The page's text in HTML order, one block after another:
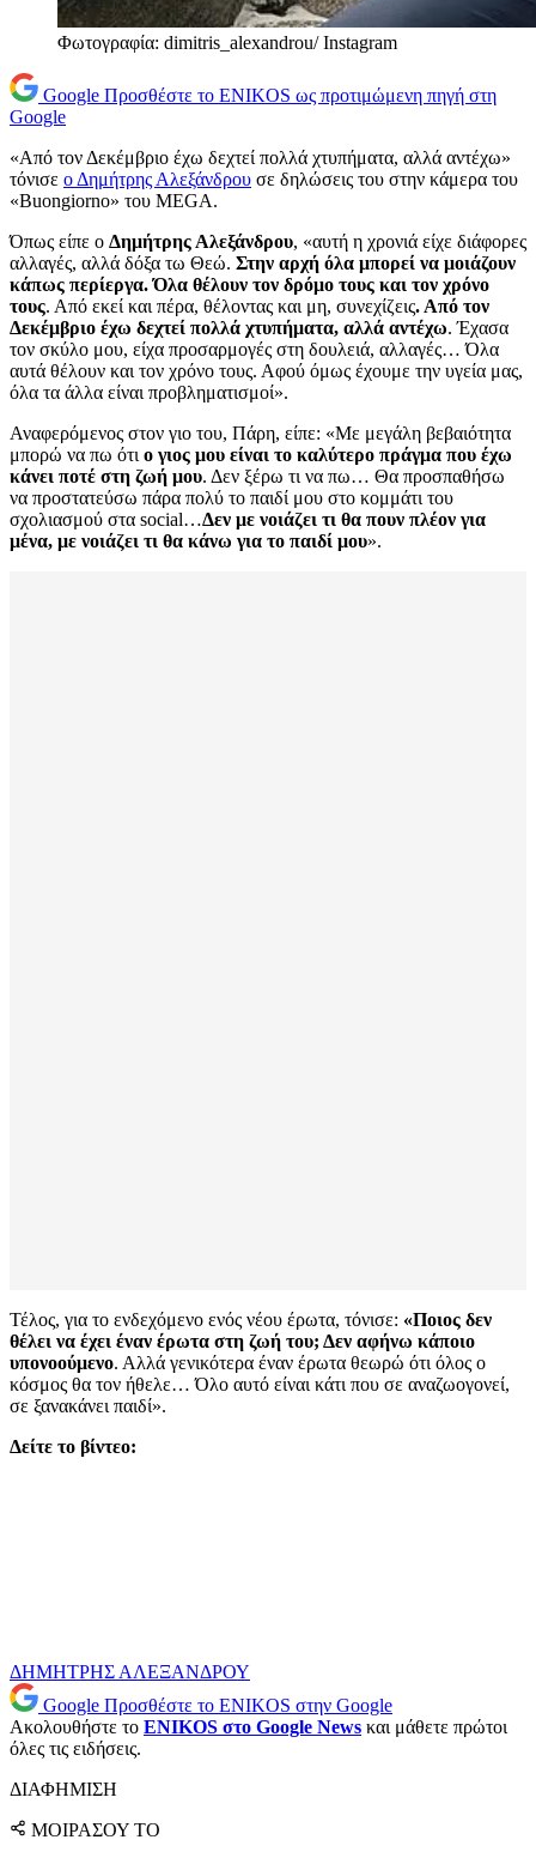
Φωτογραφία: dimitris_alexandrou/ Instagram
Google Προσθέστε το ENIKOS ως προτιμώμενη πηγή στη
Google
«Από τον Δεκέμβριο έχω δεχτεί πολλά χτυπήματα, αλλά αντέχω»
τόνισε ο Δημήτρης Αλεξάνδρου σε δηλώσεις του στην κάμερα του
«Buongiorno» του MEGA.
Όπως είπε ο Δημήτρης Αλεξάνδρου, «αυτή η χρονιά είχε διάφορες
αλλαγές, αλλά δόξα τω Θεώ. Στην αρχή όλα μπορεί να μοιάζουν
κάπως περίεργα. Όλα θέλουν τον δρόμο τους και τον χρόνο
τους. Από εκεί και πέρα, θέλοντας και μη, συνεχίζεις. Από τον
Δεκέμβριο έχω δεχτεί πολλά χτυπήματα, αλλά αντέχω. Έχασα
τον σκύλο μου, είχα προσαρμογές στη δουλειά, αλλαγές… Όλα
αυτά θέλουν και τον χρόνο τους. Αφού όμως έχουμε την υγεία μας,
όλα τα άλλα είναι προβληματισμοί».
Αναφερόμενος στον γιο του, Πάρη, είπε: «Με μεγάλη βεβαιότητα
μπορώ να πω ότι ο γιος μου είναι το καλύτερο πράγμα που έχω
κάνει ποτέ στη ζωή μου. Δεν ξέρω τι να πω… Θα προσπαθήσω
να προστατεύσω πάρα πολύ το παιδί μου στο κομμάτι του
σχολιασμού στα social…Δεν με νοιάζει τι θα πουν πλέον για
μένα, με νοιάζει τι θα κάνω για το παιδί μου».
Τέλος, για το ενδεχόμενο ενός νέου έρωτα, τόνισε: «Ποιος δεν
θέλει να έχει έναν έρωτα στη ζωή του; Δεν αφήνω κάποιο
υπονοούμενο. Αλλά γενικότερα έναν έρωτα θεωρώ ότι όλος ο
κόσμος θα τον ήθελε… Όλο αυτό είναι κάτι που σε αναζωογονεί,
σε ξανακάνει παιδί».
Δείτε το βίντεο:
ΔΗΜΗΤΡΗΣ ΑΛΕΞΑΝΔΡΟΥ
Google Προσθέστε το ENIKOS στην Google
Ακολουθήστε το ENIKOS στο Google News και μάθετε πρώτοι
όλες τις ειδήσεις.
ΔΙΑΦΗΜΙΣΗ
ΜΟΙΡΑΣΟΥ ΤΟ